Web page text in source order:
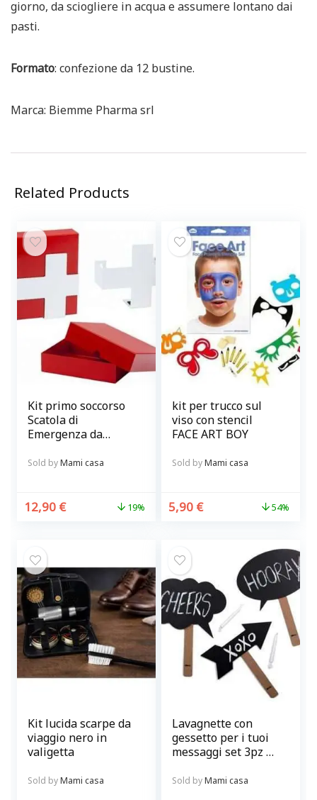
giorno, da sciogliere in acqua e assumere lontano dai
pasti.
Formato: confezione da 12 bustine.
Marca: Biemme Pharma srl
Related Products
Kit primo soccorso
Scatola di
Emergenza da
bianca
Sold byMami casa
12,90 € 19%
kit per trucco sul
viso con stencil
FACE ART BOY
Sold byMami casa
5,90 € 54%
Kit lucida scarpe da
viaggio nero in
valigetta
Sold byMami casa
Lavagnette con
gessetto per i tuoi
messaggi set 3pz @
Sold byMami casa